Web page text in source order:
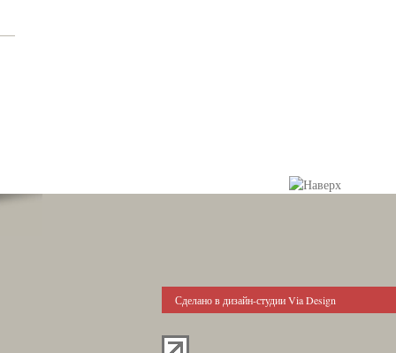
Сделано в дизайн-студии Via Design